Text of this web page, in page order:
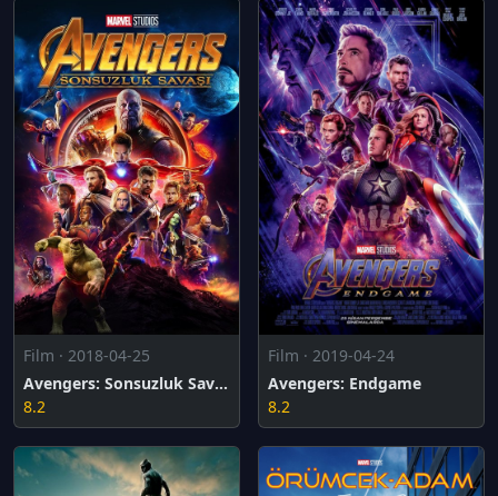
Film · 2018-04-25
Avengers: Sonsuzluk Savaşı
8.2
Film · 2019-04-24
Avengers: Endgame
8.2